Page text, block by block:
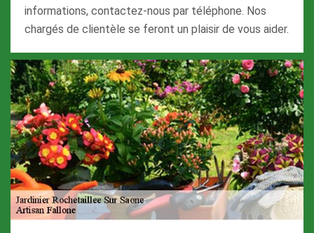
informations, contactez-nous par téléphone. Nos
chargés de clientèle se feront un plaisir de vous aider.